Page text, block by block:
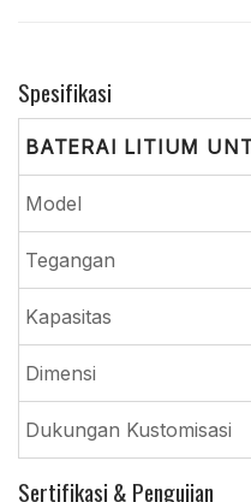
Spesifikasi
BATERAI LITIUM
Model
Tegangan
Kapasitas
Dimensi
Dukungan Kustomisasi
Sertifikasi & Pengujian